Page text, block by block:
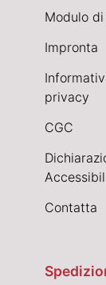
Modulo
Impronta
privacy
CGC
Contatta